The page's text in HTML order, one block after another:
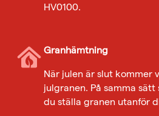
HV0100.
Granhämtning
När julen är slut kommer
julgranen. På samma
du ställa granen utanför